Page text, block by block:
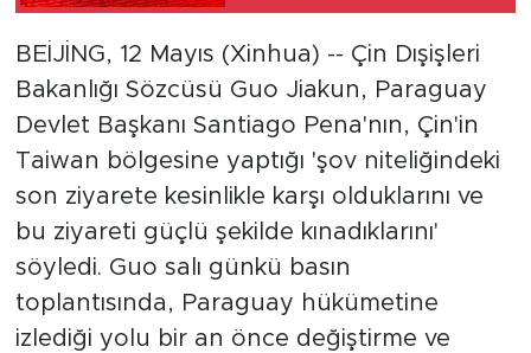
BEİJİNG, 12 Mayıs (Xinhua) -- Çin Dışişleri
Bakanlığı Sözcüsü Guo Jiakun, Paraguay
Devlet Başkanı Santiago Pena'nın, Çin'in
Taiwan bölgesine yaptığı 'şov niteliğindeki
son ziyarete kesinlikle karşı olduklarını ve
bu ziyareti güçlü şekilde kınadıklarını'
söyledi. Guo salı günkü basın
toplantısında, Paraguay hükümetine
izlediği yolu bir an önce değiştirme ve